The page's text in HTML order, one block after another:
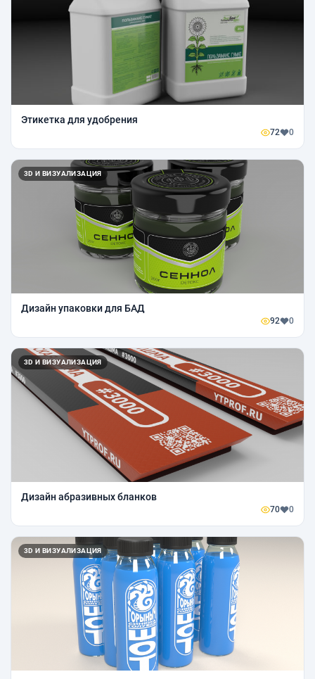
Этикетка для удобрения
72 0
3D И ВИЗУАЛИЗАЦИЯ
Дизайн упаковки для БАД
92 0
3D И ВИЗУАЛИЗАЦИЯ
Дизайн абразивных бланков
70 0
3D И ВИЗУАЛИЗАЦИЯ